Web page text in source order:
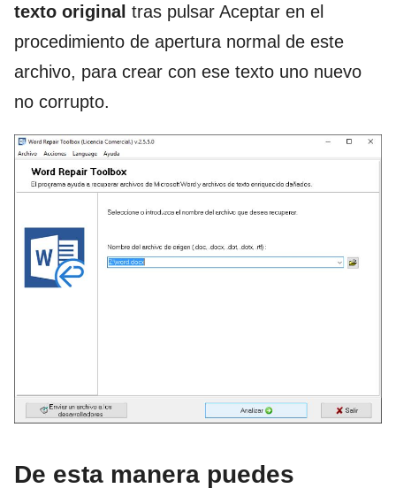
texto original tras pulsar Aceptar en el
procedimiento de apertura normal de este
archivo, para crear con ese texto uno nuevo
no corrupto.
De esta manera puedes